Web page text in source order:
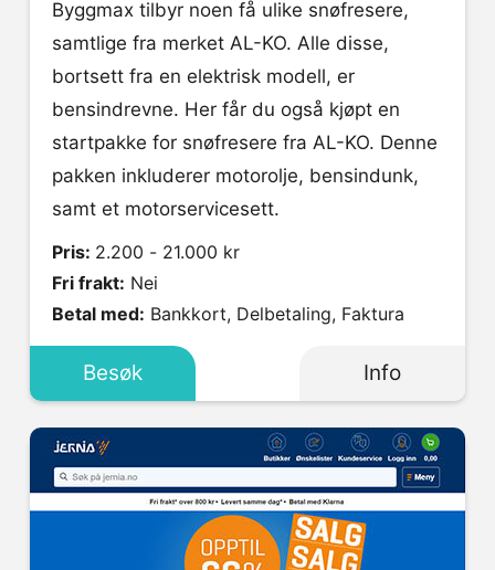
Byggmax tilbyr noen få ulike snøfresere,
samtlige fra merket AL-KO. Alle disse,
bortsett fra en elektrisk modell, er
bensindrevne. Her får du også kjøpt en
startpakke for snøfresere fra AL-KO. Denne
pakken inkluderer motorolje, bensindunk,
samt et motorservicesett.
Pris: 2.200 - 21.000 kr
Fri frakt: Nei
Betal med: Bankkort, Delbetaling, Faktura
Besøk Info